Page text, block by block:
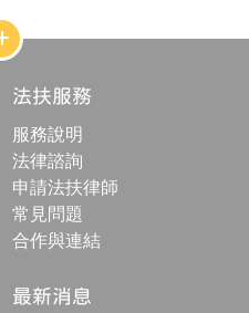
網
站
結
構
合
按
鈕
法扶服務
服務說明
法律諮詢
申請法扶律師
常見問題
合作與連結
最新消息